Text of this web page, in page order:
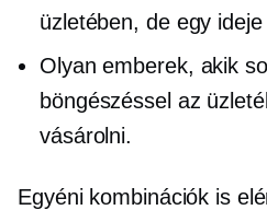
üzletében, de egy
Olyan emberek, akik
böngészéssel az
vásárolni.
Egyéni kombinációk is